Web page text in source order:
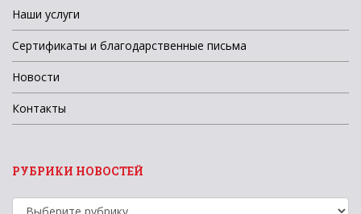
Наши услуги
Сертификаты и благодарственные письма
Новости
Контакты
РУБРИКИ НОВОСТЕЙ
Рубрики